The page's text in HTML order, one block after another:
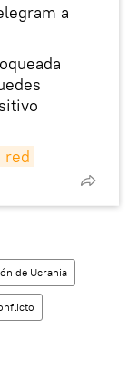
a
red
de Ucrania